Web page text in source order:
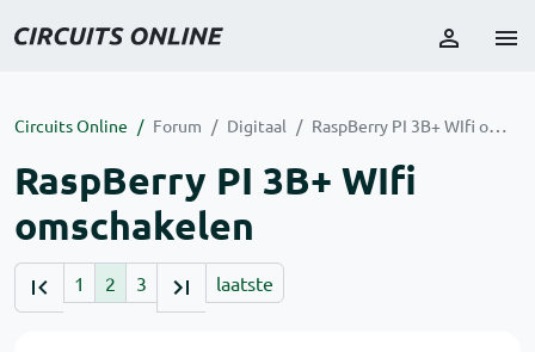
Circuits Online Forum Digitaal RaspBerry PI 3B+ WIfi omschakelen
RaspBerry PI 3B+ WIfi
omschakelen
1 2 3 laatste